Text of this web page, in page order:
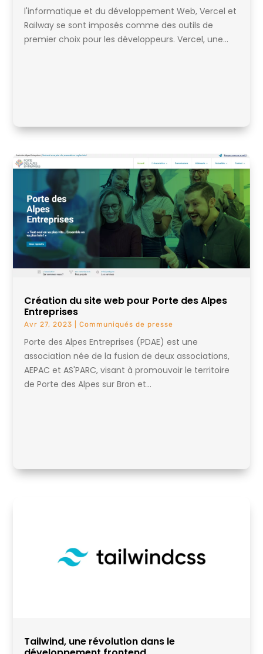
l'informatique et du développement Web, Vercel et
Railway se sont imposés comme des outils de
premier choix pour les développeurs. Vercel, une...
Création du site web pour Porte des Alpes
Entreprises
Avr 27, 2023 |Communiqués de presse
Porte des Alpes Entreprises (PDAE) est une
association née de la fusion de deux associations,
AEPAC et AS'PARC, visant à promouvoir le territoire
de Porte des Alpes sur Bron et...
Tailwind, une révolution dans le